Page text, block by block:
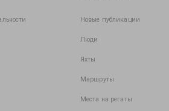
Новые публикации
Люди
Яхты
Маршруты
Места на регаты